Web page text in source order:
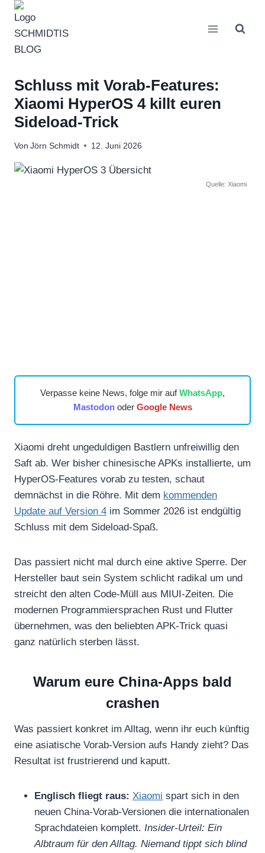
Zum
Inhalt
springen
Schluss mit Vorab-Features:
Xiaomi HyperOS 4 killt euren
Sideload-Trick
Von Jörn Schmidt 12. Juni 2026
Quelle: Xiaomi
Verpasse keine News, folge mir aufWhatsApp,
Mastodonoder Google News
Xiaomi dreht ungeduldigen Bastlern unfreiwillig den
Saft ab. Wer bisher chinesische APKs installierte, um
HyperOS-Features vorab zu testen, schaut
demnächst in die Röhre. Mit dem kommenden
Update auf Version 4 im Sommer 2026 ist endgültig
Schluss mit dem Sideload-Spaß.
Das passiert nicht mal durch eine aktive Sperre. Der
Hersteller baut sein System schlicht radikal um und
streicht den alten Code-Müll aus MIUI-Zeiten. Die
modernen Programmiersprachen Rust und Flutter
übernehmen, was den beliebten APK-Trick quasi
ganz natürlich sterben lässt.
Warum eure China-Apps bald
crashen
Was passiert konkret im Alltag, wenn ihr euch künftig
eine asiatische Vorab-Version aufs Handy zieht? Das
Resultat ist frustrierend und kaputt.
Englisch fliegt raus: Xiaomi spart sich in den
neuen China-Vorab-Versionen die internationalen
Sprachdateien komplett. Insider-Urteil: Ein
Albtraum für den Alltag. Niemand tippt sich blind